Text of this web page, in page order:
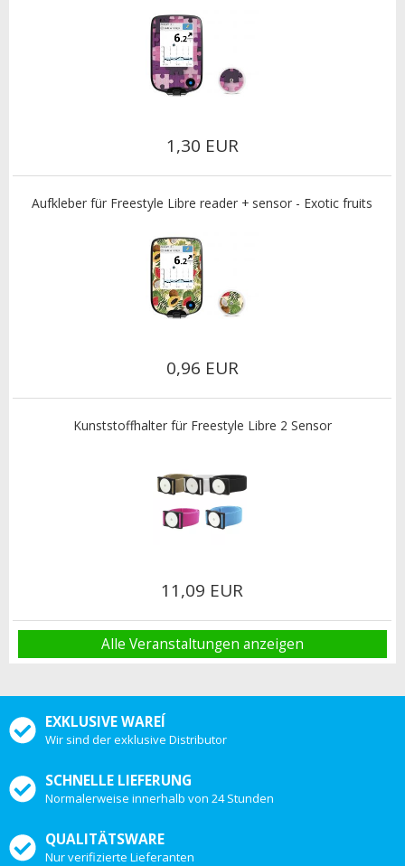
1,30 EUR
Aufkleber für Freestyle Libre reader + sensor - Exotic fruits
0,96 EUR
Kunststoffhalter für Freestyle Libre 2 Sensor
11,09 EUR
Alle Veranstaltungen anzeigen
EXKLUSIVE WAREÍ
Wir sind der exklusive Distributor
SCHNELLE LIEFERUNG
Normalerweise innerhalb von 24 Stunden
QUALITÄTSWARE
Nur verifizierte Lieferanten